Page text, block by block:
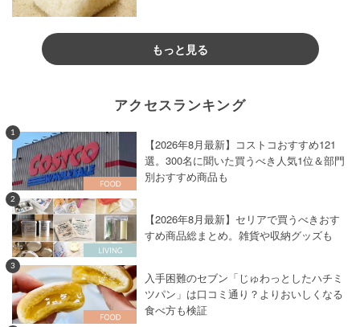
もっと見る
アクセスランキング
1
【2026年8月最新】コストコおすすめ121
選。300名に聞いた買うべき人気1位＆部門
別おすすめ商品も
2
【2026年8月最新】セリアで買うべきおす
すめ商品総まとめ。雑貨や収納グッズも
3
入手困難のセブン「じゅわっとしたハチミ
ツパン」は口コミ通り？よりおいしくなる
食べ方も検証